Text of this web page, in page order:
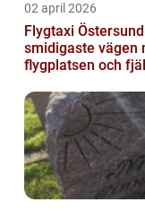
02 april 2026
Flygtaxi Östersund
smidigaste vägen
flygplatsen och